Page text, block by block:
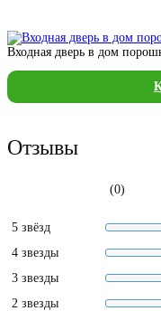
Входная дверь в дом
Отзывы
(0)
5 звёзд
4 звезды
3 звезды
2 звезды